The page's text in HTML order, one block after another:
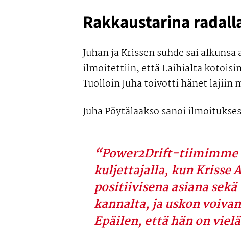
Rakkaustarina
Juhan ja Krissen suhde sai
ilmoitettiin, että Laihialta
Tuolloin Juha toivotti hänet lajiin
Juha Pöytälaakso sanoi
“Power2Drift-tiimimme
kuljettajalla, kun Krisse
positiivisena asiana
kannalta, ja uskon
Epäilen, että hän on